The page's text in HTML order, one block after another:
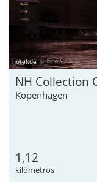
hotel.de
NH Collection
Kopenhagen
1,12
kilómetros